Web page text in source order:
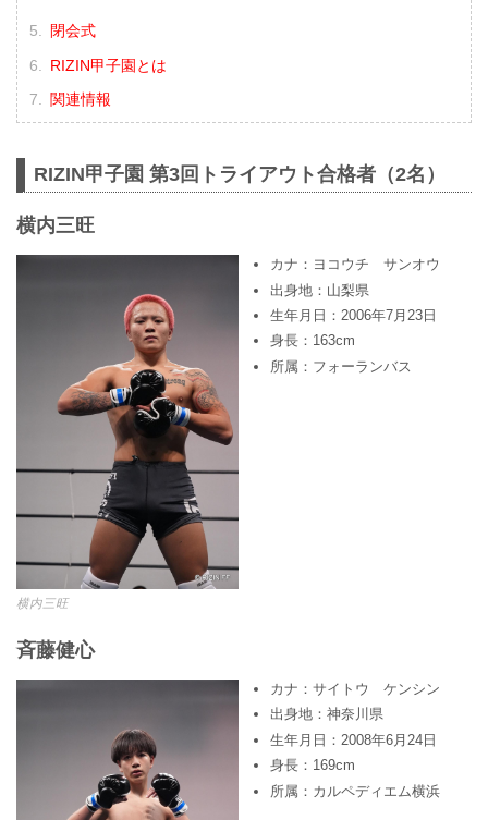
閉会式
RIZIN甲子園とは
関連情報
RIZIN甲子園 第3回トライアウト合格者（2名）
横内三旺
横内三旺
カナ：ヨコウチ サンオウ
出身地：山梨県
生年月日：2006年7月23日
身長：163cm
所属：フォーランバス
⻫藤健心
カナ：サイトウ ケンシン
出身地：神奈川県
生年月日：2008年6月24日
身長：169cm
所属：カルペディエム横浜